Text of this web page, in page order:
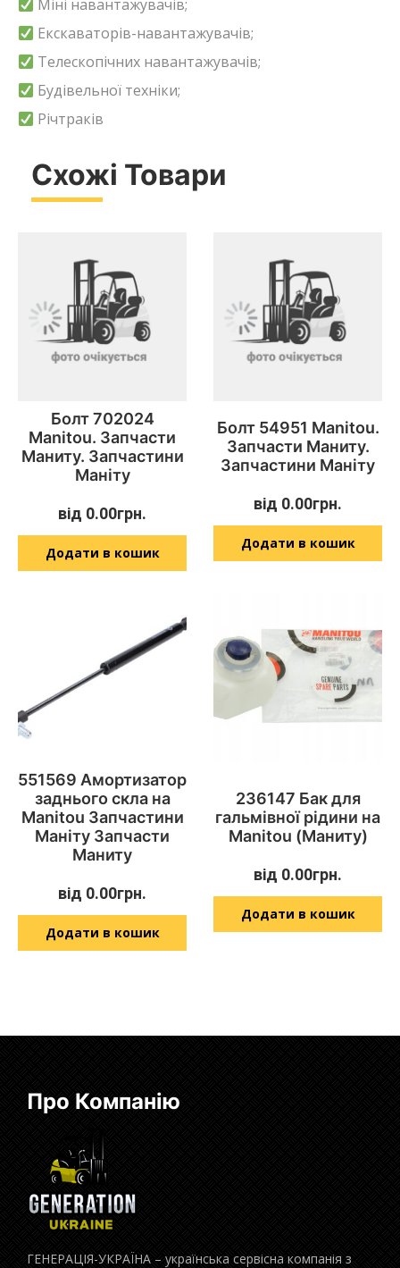
Міні навантажувачів;
Екскаваторів-навантажувачів;
Телескопічних навантажувачів;
Будівельної техніки;
Річтраків
Схожі Товари
Болт 702024
Manitou. Запчасти
Маниту. Запчастини
Маніту
від 0.00грн.
Додати в кошик
Болт 54951 Manitou.
Запчасти Маниту.
Запчастини Маніту
від 0.00грн.
Додати в кошик
551569 Амортизатор
заднього скла на
Manitou Запчастини
Маніту Запчасти
Маниту
від 0.00грн.
Додати в кошик
236147 Бак для
гальмівної рідини на
Manitou (Маниту)
від 0.00грн.
Додати в кошик
Про Компанію
ГЕНЕРАЦІЯ-УКРАЇНА – українська сервісна компанія з